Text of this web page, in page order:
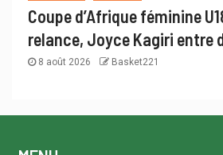
Coupe d’Afrique féminine
relance, Joyce Kagiri entre
8 août 2026 Basket221